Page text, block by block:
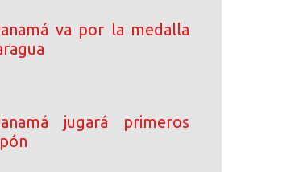
va por la medalla
jugará primeros